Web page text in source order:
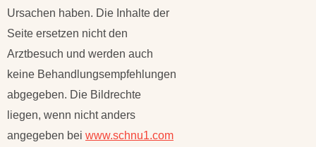
Ursachen haben. Die Inhalte der
Seite ersetzen nicht den
Arztbesuch und werden auch
keine Behandlungsempfehlungen
abgegeben. Die Bildrechte
liegen, wenn nicht anders
angegeben bei www.schnu1.com